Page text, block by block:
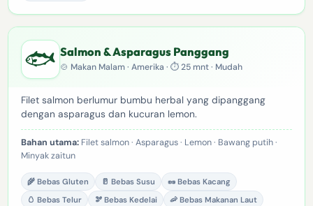
🐟 Salmon & Asparagus Panggang
🍲 Makan Malam · Amerika · ⏱ 25 mnt · Mudah
Filet salmon berlumur bumbu herbal yang dipanggang
dengan asparagus dan kucuran lemon.
Bahan utama:Filet salmon · Asparagus · Lemon · Bawang putih ·
Minyak zaitun
🌾 Bebas Gluten 🥛 Bebas Susu
🥜 Bebas Kacang
🥚 Bebas Telur
🫘 Bebas Kedelai
🦐 Bebas Makanan Laut